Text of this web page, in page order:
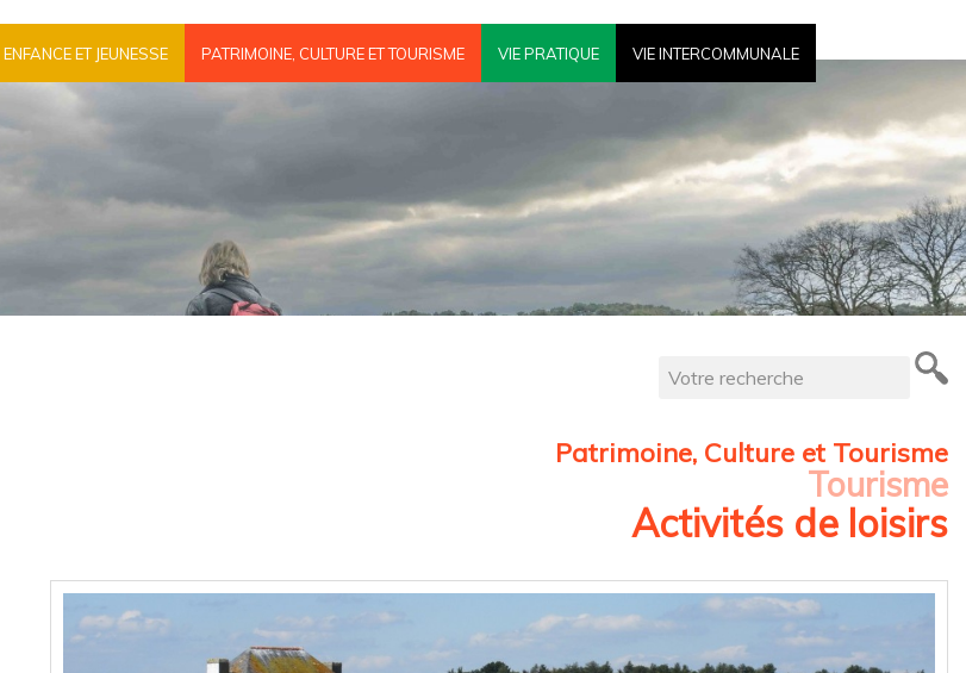
ENFANCE ET JEUNESSE PATRIMOINE, CULTURE ET TOURISME VIE PRATIQUE VIE INTERCOMMUNALE
Patrimoine, Culture et Tourisme
Tourisme
Activités de loisirs